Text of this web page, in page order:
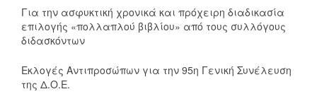
Για την ασφυκτική χρονικά και πρόχειρη διαδικασία
επιλογής «πολλαπλού βιβλίου» από τους συλλόγους
διδασκόντων
Εκλογές Αντιπροσώπων για την 95η Γενική Συνέλευση
της Δ.Ο.Ε.